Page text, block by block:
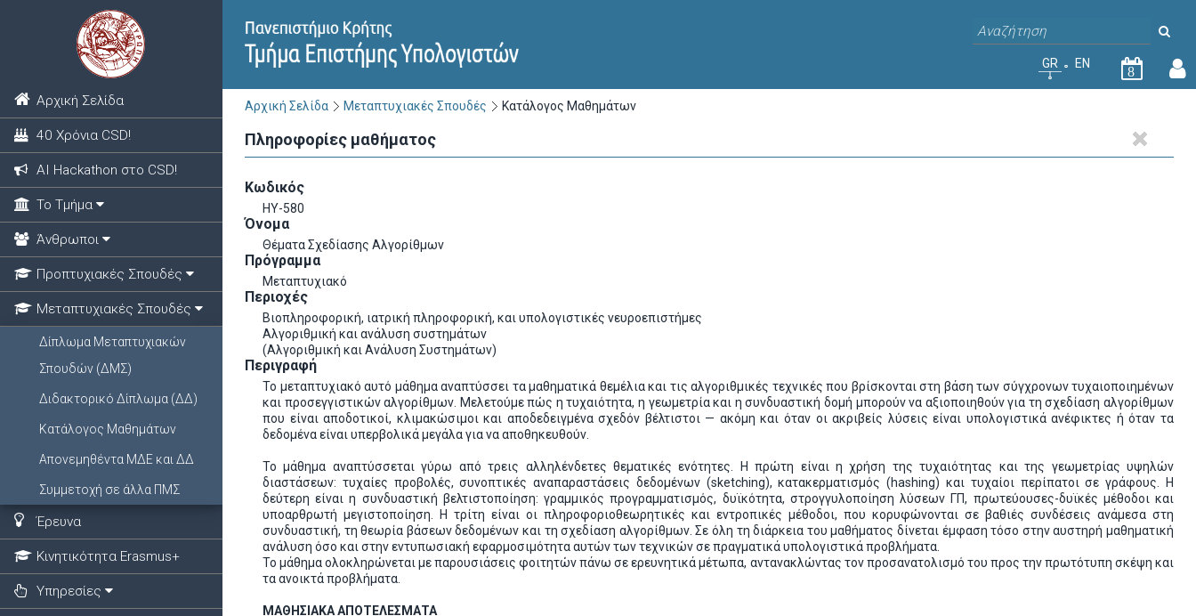
Αρχική Σελίδα
40 Χρόνια CSD!
ΑΙ Hackathon στο CSD!
Το Τμήμα
Άνθρωποι
Προπτυχιακές Σπουδές
Μεταπτυχιακές Σπουδές
Δίπλωμα Μεταπτυχιακών
Σπουδών (ΔΜΣ)
Διδακτορικό Δίπλωμα (ΔΔ)
Κατάλογος Μαθημάτων
Απονεμηθέντα ΜΔΕ και ΔΔ
Συμμετοχή σε άλλα ΠΜΣ
Έρευνα
Κινητικότητα Erasmus+
Υπηρεσίες
GR EN
8
Αρχική Σελίδα Μεταπτυχιακές Σπουδές Κατάλογος Μαθημάτων
Πληροφορίες μαθήματος
Κωδικός
HY-580
Όνομα
Θέματα Σχεδίασης Αλγορίθμων
Πρόγραμμα
Μεταπτυχιακό
Περιοχές
Βιοπληροφορική, ιατρική πληροφορική, και υπολογιστικές νευροεπιστήμες
Αλγοριθμική και ανάλυση συστημάτων
(Αλγοριθμική και Ανάλυση Συστημάτων)
Περιγραφή
Το μεταπτυχιακό αυτό μάθημα αναπτύσσει τα μαθηματικά θεμέλια και τις αλγοριθμικές τεχνικές που βρίσκονται στη βάση των σύγχρονων τυχαιοποιημένων
και προσεγγιστικών αλγορίθμων. Μελετούμε πώς η τυχαιότητα, η γεωμετρία και η συνδυαστική δομή μπορούν να αξιοποιηθούν για τη σχεδίαση αλγορίθμων
που είναι αποδοτικοί, κλιμακώσιμοι και αποδεδειγμένα σχεδόν βέλτιστοι — ακόμη και όταν οι ακριβείς λύσεις είναι υπολογιστικά ανέφικτες ή όταν τα
δεδομένα είναι υπερβολικά μεγάλα για να αποθηκευθούν.
Το μάθημα αναπτύσσεται γύρω από τρεις αλληλένδετες θεματικές ενότητες. Η πρώτη είναι η χρήση της τυχαιότητας και της γεωμετρίας υψηλών
διαστάσεων: τυχαίες προβολές, συνοπτικές αναπαραστάσεις δεδομένων (sketching), κατακερματισμός (hashing) και τυχαίοι περίπατοι σε γράφους. Η
δεύτερη είναι η συνδυαστική βελτιστοποίηση: γραμμικός προγραμματισμός, δυϊκότητα, στρογγυλοποίηση λύσεων ΓΠ, πρωτεύουσες-δυϊκές μέθοδοι και
υποαρθρωτή μεγιστοποίηση. Η τρίτη είναι οι πληροφοριοθεωρητικές και εντροπικές μέθοδοι, που κορυφώνονται σε βαθιές συνδέσεις ανάμεσα στη
συνδυαστική, τη θεωρία βάσεων δεδομένων και τη σχεδίαση αλγορίθμων. Σε όλη τη διάρκεια του μαθήματος δίνεται έμφαση τόσο στην αυστηρή μαθηματική
ανάλυση όσο και στην εντυπωσιακή εφαρμοσιμότητα αυτών των τεχνικών σε πραγματικά υπολογιστικά προβλήματα.
Το μάθημα ολοκληρώνεται με παρουσιάσεις φοιτητών πάνω σε ερευνητικά μέτωπα, αντανακλώντας τον προσανατολισμό του προς την πρωτότυπη σκέψη και
τα ανοικτά προβλήματα.
ΜΑΘΗΣΙΑΚΑ ΑΠΟΤΕΛΕΣΜΑΤΑ